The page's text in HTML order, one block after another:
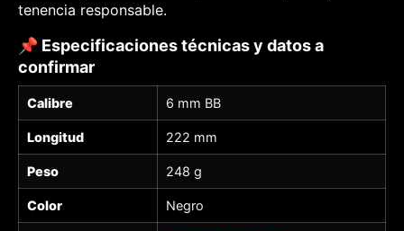
tenencia responsable.
📌 Especificaciones técnicas y datos a
confirmar
Calibre 6 mm BB
Longitud 222 mm
Peso 248 g
Color Negro